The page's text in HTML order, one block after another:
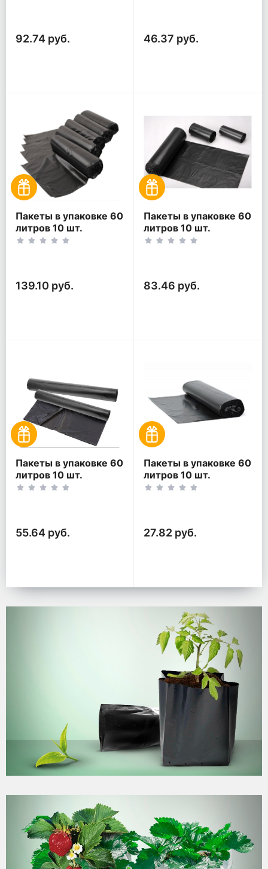
92.74 руб. 46.37 руб.
Пакеты в упаковке 60
литров 10 шт.
(10шт*5рул)
139.10 руб.
Пакеты в упаковке 60
литров 10 шт.
(10шт*3рул)
83.46 руб.
Пакеты в упаковке 60
литров 10 шт.
(10шт*2рул)
55.64 руб.
Пакеты в упаковке 60
литров 10 шт.
(10шт*1рул)
27.82 руб.